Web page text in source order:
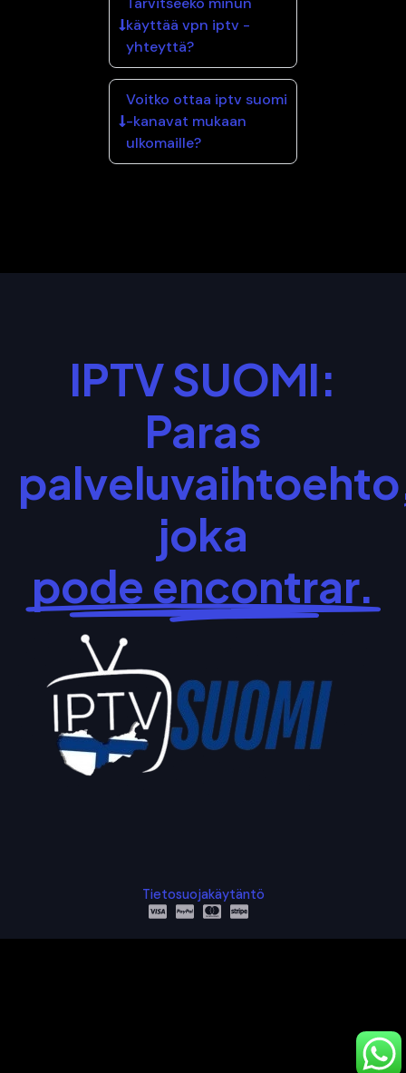
käyttää vpn iptv -
yhteyttä?
Voitko ottaa iptv suomi
-kanavat mukaan
ulkomaille?
IPTV SUOMI:
Paras
joka
pode encontrar.
Tietosuojakäytäntö